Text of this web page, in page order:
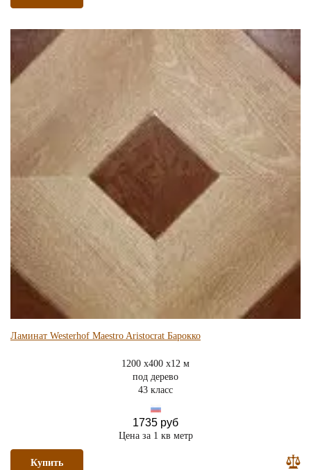
Ламинат Westerhof Maestro Aristocrat Барокко
1200 x400 x12 м
под дерево
43 класс
1735 руб
Цена за 1 кв метр
Купить